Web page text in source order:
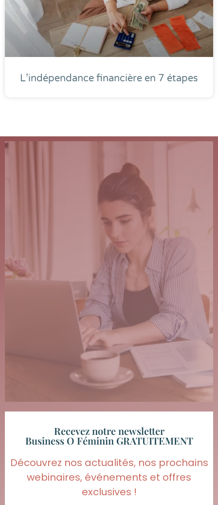
L’indépendance financière en 7 étapes
Recevez notre newsletter
Business O Féminin GRATUITEMENT
Découvrez nos actualités, nos prochains
webinaires, événements et offres
exclusives !